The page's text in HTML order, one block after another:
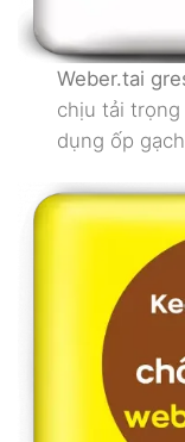
Weber.tai
chịu tải trọng
dụng ốp